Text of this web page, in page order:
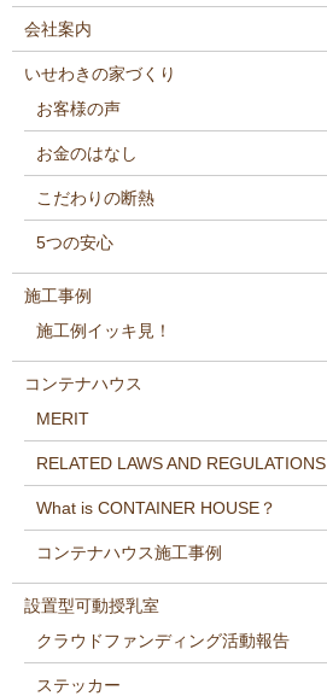
会社案内
いせわきの家づくり
お客様の声
お金のはなし
こだわりの断熱
5つの安心
施工事例
施工例イッキ見！
コンテナハウス
MERIT
RELATED LAWS AND REGULATIONS
What is CONTAINER HOUSE？
コンテナハウス施工事例
設置型可動授乳室
クラウドファンディング活動報告
ステッカー